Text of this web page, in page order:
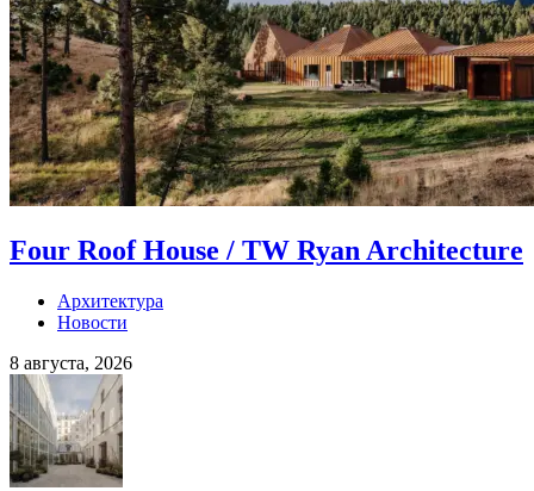
Four Roof House / TW Ryan Architecture
Архитектура
Новости
8 августа, 2026